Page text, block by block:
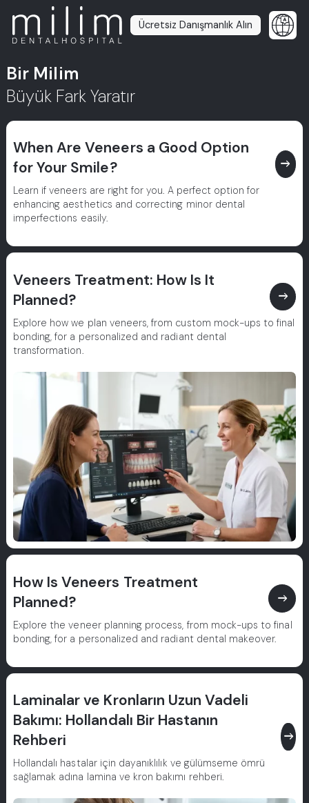
Ücretsiz Danışmanlık Alın
Bir Milim
Büyük Fark Yaratır
When Are Veneers a Good Option
for Your Smile?
east
Learn if veneers are right for you. A perfect option for
enhancing aesthetics and correcting minor dental
imperfections easily.
Veneers Treatment: How Is It
Planned?
east
Explore how we plan veneers, from custom mock-ups to final
bonding, for a personalized and radiant dental
transformation.
How Is Veneers Treatment
Planned?
east
Explore the veneer planning process, from mock-ups to final
bonding, for a personalized and radiant dental makeover.
Laminalar ve Kronların Uzun Vadeli
Bakımı: Hollandalı Bir Hastanın
Rehberi
east
Hollandalı hastalar için dayanıklılık ve gülümseme ömrü
sağlamak adına lamina ve kron bakımı rehberi.